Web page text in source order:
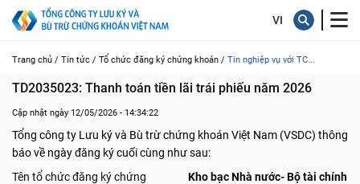
Trang chủ / Tin tức / Tổ chức đăng ký chứng khoán / Tin nghiệp vụ với TC...
TD2035023: Thanh toán tiền lãi trái phiếu năm 2026
Cập nhật ngày 12/05/2026 - 14:34:22
Tổng công ty Lưu ký và Bù trừ chứng khoán Việt Nam (VSDC) thông
báo về ngày đăng ký cuối cùng như sau:
Tên tổ chức đăng ký chứng
Kho bạc Nhà nước- Bộ tài chính